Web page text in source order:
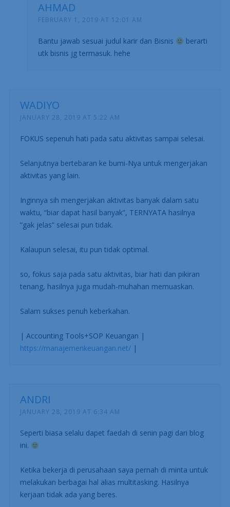
AHMAD
FEBRUARY 1, 2019 AT 12:01 AM
Bantu jawab sesuai judul karir dan Bisnis
berarti
utk bisnis jg termasuk. hehe
WADIYO
JANUARY 28, 2019 AT 5:22 AM
FOKUS sepenuh hati pada satu aktivitas sampai selesai.
Selanjutnya bertebaran ke bumi-Nya untuk mengerjakan
aktivitas yang lain.
Inginnya sih mengerjakan aktivitas banyak dalam satu
waktu, “biar dapat hasil banyak”, TERNYATA hasilnya
“gak jelas” selesai pun tidak.
Kalaupun selesai, itu pun tidak optimal.
so, fokus saja pada satu aktivitas, biar hati dan pikiran
tenang, hasilnya juga mudah-muhahan memuaskan.
Salam sukses penuh keberkahan.
| Accounting Tools+SOP Keuangan |
https://manajemenkeuangan.net/|
ANDRI
JANUARY 28, 2019 AT 6:34 AM
Seperti biasa selalu dapet faedah di senin pagi dari blog
ini.
Ketika bekerja di perusahaan saya pernah di minta untuk
melakukan berbagai hal alias multitasking. Hasilnya
kerjaan tidak ada yang beres.